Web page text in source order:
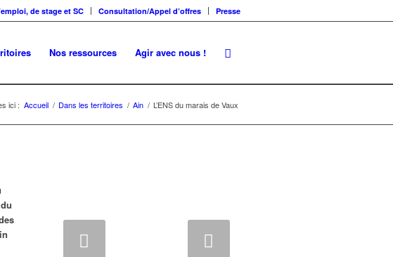
de stage et SC Consultation/Appel d’offres Presse
Nos ressources Agir avec nous !
ici : Accueil / Dans les territoires / Ain / L’ENS du marais de Vaux
Suivant